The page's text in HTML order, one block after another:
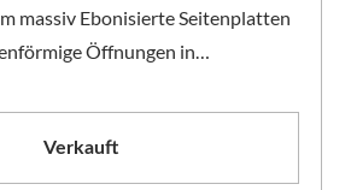
massiv Ebonisierte Seitenplatten
Öffnungen in…
Verkauft